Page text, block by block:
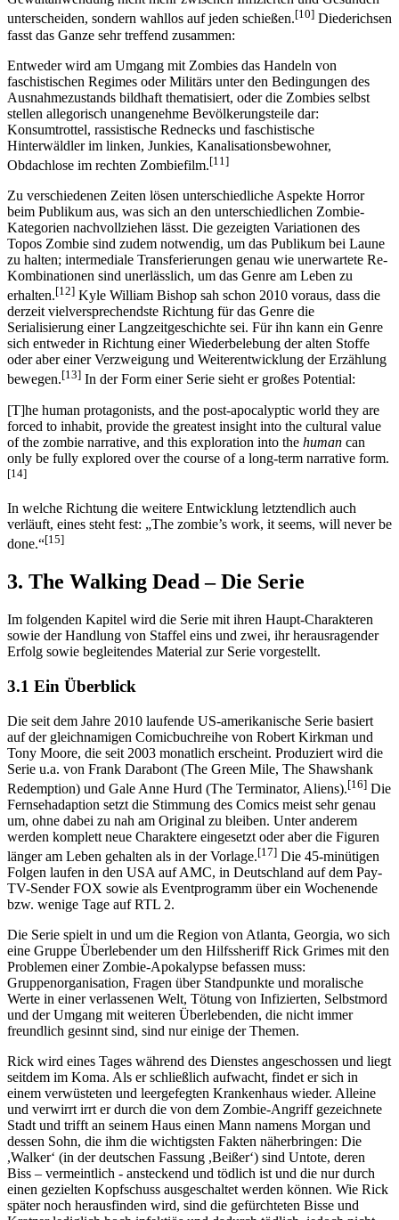
unterscheiden, sondern wahllos auf jeden schießen.[10] Diederichsen
fasst das Ganze sehr treffend zusammen:
Entweder wird am Umgang mit Zombies das Handeln von
faschistischen Regimes oder Militärs unter den Bedingungen des
Ausnahmezustands bildhaft thematisiert, oder die Zombies selbst
stellen allegorisch unangenehme Bevölkerungsteile dar:
Konsumtrottel, rassistische Rednecks und faschistische
Hinterwäldler im linken, Junkies, Kanalisationsbewohner,
Obdachlose im rechten Zombiefilm.[11]
Zu verschiedenen Zeiten lösen unterschiedliche Aspekte Horror
beim Publikum aus, was sich an den unterschiedlichen Zombie-
Kategorien nachvollziehen lässt. Die gezeigten Variationen des
Topos Zombie sind zudem notwendig, um das Publikum bei Laune
zu halten; intermediale Transferierungen genau wie unerwartete Re-
Kombinationen sind unerlässlich, um das Genre am Leben zu
erhalten.[12] Kyle William Bishop sah schon 2010 voraus, dass die
derzeit vielversprechendste Richtung für das Genre die
Serialisierung einer Langzeitgeschichte sei. Für ihn kann ein Genre
sich entweder in Richtung einer Wiederbelebung der alten Stoffe
oder aber einer Verzweigung und Weiterentwicklung der Erzählung
bewegen.[13] In der Form einer Serie sieht er großes Potential:
[T]he human protagonists, and the post-apocalyptic world they are
forced to inhabit, provide the greatest insight into the cultural value
of the zombie narrative, and this exploration into the human can
only be fully explored over the course of a long-term narrative form.
[14]
In welche Richtung die weitere Entwicklung letztendlich auch
verläuft, eines steht fest: „The zombie’s work, it seems, will never be
done.“[15]
3. The Walking Dead – Die Serie
Im folgenden Kapitel wird die Serie mit ihren Haupt-Charakteren
sowie der Handlung von Staffel eins und zwei, ihr herausragender
Erfolg sowie begleitendes Material zur Serie vorgestellt.
3.1 Ein Überblick
Die seit dem Jahre 2010 laufende US-amerikanische Serie basiert
auf der gleichnamigen Comicbuchreihe von Robert Kirkman und
Tony Moore, die seit 2003 monatlich erscheint. Produziert wird die
Serie u.a. von Frank Darabont (The Green Mile, The Shawshank
Redemption) und Gale Anne Hurd (The Terminator, Aliens).[16] Die
Fernsehadaption setzt die Stimmung des Comics meist sehr genau
um, ohne dabei zu nah am Original zu bleiben. Unter anderem
werden komplett neue Charaktere eingesetzt oder aber die Figuren
länger am Leben gehalten als in der Vorlage.[17] Die 45-minütigen
Folgen laufen in den USA auf AMC, in Deutschland auf dem Pay-
TV-Sender FOX sowie als Eventprogramm über ein Wochenende
bzw. wenige Tage auf RTL 2.
Die Serie spielt in und um die Region von Atlanta, Georgia, wo sich
eine Gruppe Überlebender um den Hilfssheriff Rick Grimes mit den
Problemen einer Zombie-Apokalypse befassen muss:
Gruppenorganisation, Fragen über Standpunkte und moralische
Werte in einer verlassenen Welt, Tötung von Infizierten, Selbstmord
und der Umgang mit weiteren Überlebenden, die nicht immer
freundlich gesinnt sind, sind nur einige der Themen.
Rick wird eines Tages während des Dienstes angeschossen und liegt
seitdem im Koma. Als er schließlich aufwacht, findet er sich in
einem verwüsteten und leergefegten Krankenhaus wieder. Alleine
und verwirrt irrt er durch die von dem Zombie-Angriff gezeichnete
Stadt und trifft an seinem Haus einen Mann namens Morgan und
dessen Sohn, die ihm die wichtigsten Fakten näherbringen: Die
,Walker‘ (in der deutschen Fassung ,Beißer‘) sind Untote, deren
Biss – vermeintlich - ansteckend und tödlich ist und die nur durch
einen gezielten Kopfschuss ausgeschaltet werden können. Wie Rick
später noch herausfinden wird, sind die gefürchteten Bisse und